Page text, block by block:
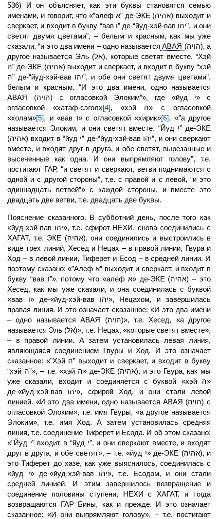
536) И он объясняет, как эти буквы становятся семью
именами, и говорит, что «”алеф א” де-ЭКЕ (אהיה) выходит и
сверкает, и входит в букву “вав ו” де-“йуд-хэй-вав יהו”, и они
светят двумя цветами”, – белым и красным, как мы уже
сказали, “и это два имени – одно называется АВАЯ (הויה), а
другое называется Эль (אל), которые светят вместе. “Хэй
ה” де-ЭКЕ (אהיה) выходит и сверкает, и входит в букву “хэй
ה” де-“йуд-хэй-вав יהו”, и обе они светят двумя цветами”,
белым и красным. “И это два имени, одно называется
АВАЯ (הויה) с огласовкой Элоким”», где «йуд י» с
огласовкой «хатаф-сэгол»[4], «хэй ה» с огласовкой
«холам»[5] , и «вав ו» с огласовкой «хирик»[6], «”а другое
называется Элоким, и они светят вместе. “Йуд י” де-ЭКЕ
(אהיה) входит в “йуд י” де-“йуд-хэй-вав יהו”, и они сверкают
вместе, и входят друг в друга, и обе светят, вырезанные и
высеченные как одна. И они выпрямляют голову”, т.е.
постигают ГАР, “и светят и сверкают, ветви поднимаются с
одной и с другой стороны”, т.е. с правой и с левой, “и это
одиннадцать ветвей”» с каждой стороны, и вместе это
двадцать две ветви, т.е. двадцать две буквы.
Пояснение сказанного. В субботний день, после того как
«йуд-хэй-вав יהו», т.е. сфирот НЕХИ, снова соединились с
ХАГАТ, т.е. ЭКЕ (אהיה), они соединились и выстроились в
виде трех линий, Хесед и Нецах – в правой линии, Гвура и
Ход – в левой линии, Тиферет и Есод – в средней линии. И
поэтому сказано: «”Алеф א” выходит и сверкает, и входит в
букву “вав ו”», потому что «алеф א» де-ЭКЕ (אהיה) – это
Хесед, как мы уже сказали, и она соединилась с буквой
«вав ו» де-«йуд-хэй-вав יהו», Нецахом, и завершилась
правая линия. И это означает сказанное: «И это два имени
– одно называется АВАЯ (הויה)», т.е. Хесед, «а другое
называется Эль (אל)», т.е. Нецах, «которые светят вместе»,
– в правой линии. А затем установилась левая линия,
являющаяся соединением Гвуры и Ход. И это означает
сказанное: «”Хэй ה” выходит и сверкает, и входит в букву
“хэй ה”», – т.е. «хэй ה» де-ЭКЕ (אהיה), и это Гвура, как мы
уже сказали, входит и соединяется с буквой «хэй ה»
де-«йуд-хэй-вав יהו», сфирой Ход, и они стали левой
линией. «И это два имени, одно называется АВАЯ (הויה) с
огласовкой Элоким», т.е. имя Гвуры, «а другое называется
Элоким», т.е. имя Ход. А затем установилась средняя
линия, т.е. соединение Тиферет и Есода. И об этом сказано:
«”Йуд י” входит в “йуд י”, и они сверкают вместе, и входят
друг в друга, и обе светят», – т.е. «йуд י» де-ЭКЕ (אהיה), и
это Тиферет до хазе, как уже выяснилось, соединилась с
«йуд י» де-«йуд-хэй-вав יהו», т.е. Есодом, и они стали
средней линией. И этим завершилось возвращение и
соединение половины ступени, НЕХИ с ХАГАТ, и тогда
возвращаются ГАР Бины, как и прежде. И это означает
сказанное: «И они выпрямляют голову», – т.е. постигают